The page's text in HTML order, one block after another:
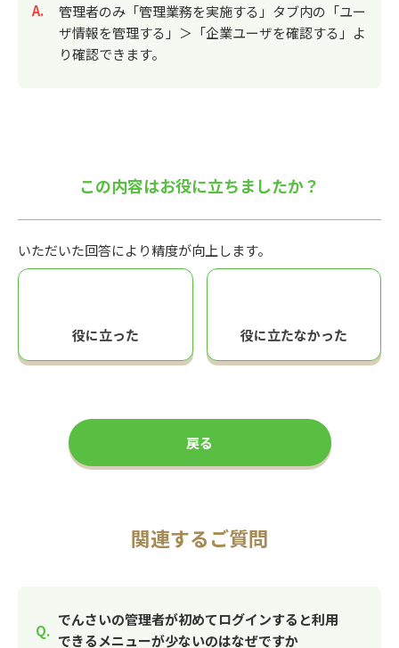
回答
管理者のみ「管理業務を実施する」タブ内の「ユー
ザ情報を管理する」＞「企業ユーザを確認する」よ
り確認できます。
この内容はお役に立ちましたか？
いただいた回答により精度が向上します。
役に立った 役に立たなかった
戻る
関連するご質問
でんさいの管理者が初めてログインすると利用
できるメニューが少ないのはなぜですか